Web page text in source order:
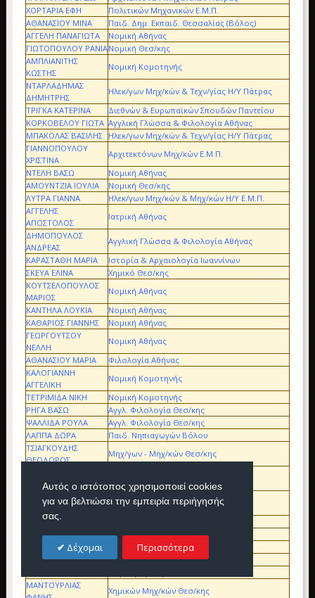
ΧΟΡΤΑΡΙΑ ΕΦΗ
Πολιτικών Μηχανικών Ε.Μ.Π.
ΑΘΑΝΑΣΙΟΥ ΜΙΝΑ
Παιδ. Δημ. Εκπαιδ. Θεσσαλίας (Βόλος)
ΑΓΓΕΛΗ ΠΑΝΑΓΙΩΤΑ
Nομική Αθήνας
ΓΙΩΤΟΠΟΥΛΟΥ ΡΑΝΙΑΝομική Θεσ/κης
ΑΜΠΛΙΑΝΙΤΗΣ
ΚΩΣΤΗΣ
Νομική Κομοτηνής
ΝΤΑΡΛΑΔΗΜΑΣ
ΔΗΜΗΤΡΗΣ
Ηλεκ/γων Μηχ/κών & Τεχν/γίας Η/Υ Πάτρας
ΤΡΙΓΚΑ ΚΑΤΕΡΙΝΑ
Διεθνών & Ευρωπαϊκών Σπουδών Παντείου
ΚΟΡΚΟΒΕΛΟΥ ΓΙΩΤΑ Αγγλική Γλώσσα & Φιλολογία Αθήνας
ΜΠΑΚΟΛΑΣ ΒΑΣΙΛΗΣ
Ηλεκ/γων Μηχ/κών & Τεχν/γίας Η/Υ Πάτρας
ΓΙΑΝΝΟΠΟΥΛΟΥ
ΧΡΙΣΤΙΝΑ
Αρχιτεκτόνων Μηχ/κών Ε.Μ.Π.
ΝΤΕΛΗ ΒΑΣΩ
Nομική Αθήνας
ΑΜΟΥΝΤΖΙΑ ΙΟΥΛΙΑ
Νομική Θεσ/κης
ΛΥΤΡΑ ΓΙΑΝΝΑ
Ηλεκ/γων Μηχ/κών & Μηχ/κών Η/Υ Ε.Μ.Π.
ΑΓΓΕΛΗΣ
ΑΠΟΣΤΟΛΟΣ
Ιατρική Αθήνας
ΔΗΜΟΠΟΥΛΟΣ
ΑΝΔΡΕΑΣ
Αγγλική Γλώσσα & Φιλολογία Αθήνας
ΚΑΡΑΣΤΑΘΗ ΜΑΡΙΑ
Ιστορία & Αρχαιολογία Ιωαννίνων
ΣΚΕΥΑ ΕΛΙΝΑ
Χημικό Θεσ/κης
ΚΟΥΤΣΕΛΟΠΟΥΛΟΣ
ΜΑΡΙΟΣ
Nομική Αθήνας
ΚΑΝΤΗΛΑ ΛΟΥΚΙΑ
Nομική Αθήνας
ΚΑΘΑΡΙΟΣ ΓΙΑΝΝΗΣ
Nομική Αθήνας
ΓΕΩΡΓΟΥΤΣΟΥ
ΝΕΛΛΗ
Nομική Αθήνας
ΑΘΑΝΑΣΙΟΥ ΜΑΡΙΑ
Φιλολογία Αθήνας
ΚΑΛΟΓΙΑΝΝΗ
ΑΓΓΕΛΙΚΗ
Νομική Κομοτηνής
ΤΕΤΡΙΜΙΔΑ ΝΙΚΗ
Νομική Κομοτηνής
ΡΗΓΑ ΒΑΣΩ
Αγγλ. Φιλολογία Θεσ/κης
ΨΑΛΛΙΔΑ ΡΟΥΛΑ
Αγγλ. Φιλολογία Θεσ/κης
ΛΑΠΠΑ ΔΩΡΑ
Παιδ. Νηπιαγωγών Βόλου
ΤΣΙΑΓΚΟΥΔΗΣ
ΘΕΟΔΩΡΟΣ
Μηχ/γων - Μηχ/κών Θεσ/κης
ΚΩΣΤΑΣ
ΦΑΛΟΥΤΣΟΣ
ΒΑΓΓΕΛΗΣ
Πολιτ. Μηχανικών Ξάνθης
ΣΤΑΜΟΥΛΗ ΝΑΝΑ
ΚΑΛΛΙΩΡΑ ΕΛΕΝΗ
Οικον. Επιστημών Αθήνας
ΣΤΡΙΦΤΟΥ ΚΑΤΕΡΙΝΑ
Τεχνολογικής Εκπ/σης Παν. Πειραιά
ΑΝΑΓΝΩΣΤΟΥ ΕΥΗ
Ηλ/γων Μηχ. & Μηχ. Η/Υ Θράκης
ΜΑΝΤΟΥΡΛΙΑΣ
Χημικών Μηχ/κών Θεσ/κης
Αυτός ο ιστότοπος χρησιμοποιεί cookies
για να βελτιώσει την εμπειρία περιήγησής
σας.
Δέχομαι Περισσότερα